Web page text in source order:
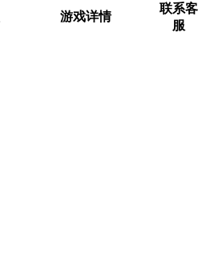
游戏详情
联系客
服